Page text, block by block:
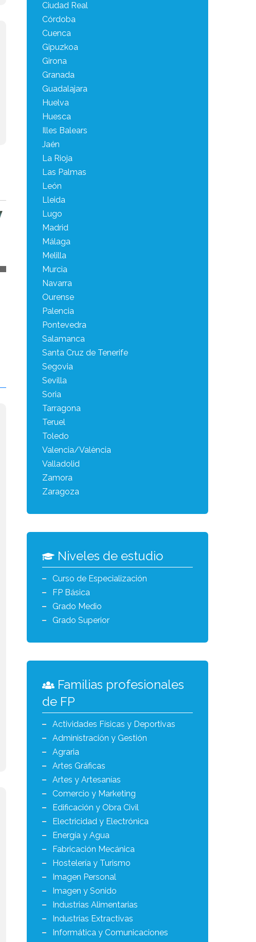
Ciudad Real
Córdoba
Cuenca
Gipuzkoa
Girona
Granada
Guadalajara
Huelva
Huesca
Illes Balears
Jaén
La Rioja
Las Palmas
León
Lleida
Lugo
Madrid
Málaga
Melilla
Murcia
Navarra
Ourense
Palencia
Pontevedra
Salamanca
Santa Cruz de Tenerife
Segovia
Sevilla
Soria
Tarragona
Teruel
Toledo
Valencia/València
Valladolid
Zamora
Zaragoza
Niveles de estudio
Curso de Especialización
FP Básica
Grado Medio
Grado Superior
Familias profesionales
de FP
Actividades Físicas y Deportivas
Administración y Gestión
Agraria
Artes Gráficas
Artes y Artesanías
Comercio y Marketing
Edificación y Obra Civil
Electricidad y Electrónica
Energía y Agua
Fabricación Mecánica
Hostelería y Turismo
Imagen Personal
Imagen y Sonido
Industrias Alimentarias
Industrias Extractivas
Informática y Comunicaciones